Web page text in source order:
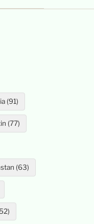
(91)
(77)
(63)